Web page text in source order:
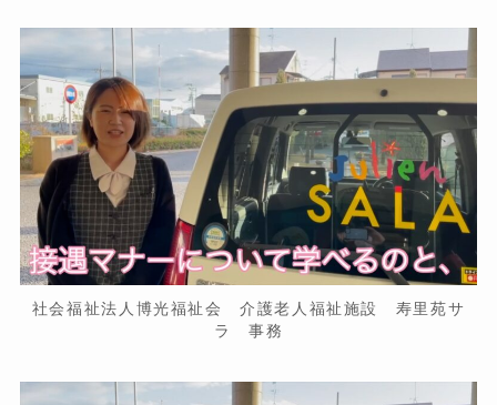
社会福祉法人博光福祉会 介護老人福祉施設 寿里苑サ
ラ 事務